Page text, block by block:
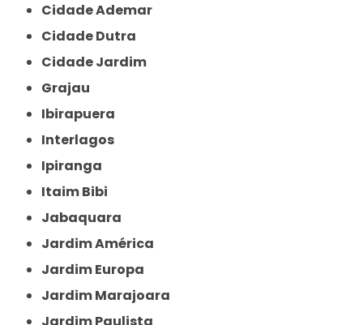
Cidade Ademar
Cidade Dutra
Cidade Jardim
Grajau
Ibirapuera
Interlagos
Ipiranga
Itaim Bibi
Jabaquara
Jardim América
Jardim Europa
Jardim Marajoara